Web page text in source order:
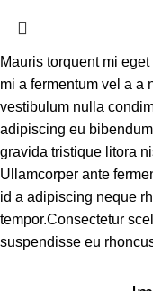
Mauris torquent mi
mi a fermentum vel a a
vestibulum nulla
adipiscing eu
gravida tristique litora
Ullamcorper ante
id a adipiscing neque
tempor.Consectetur
suspendisse eu